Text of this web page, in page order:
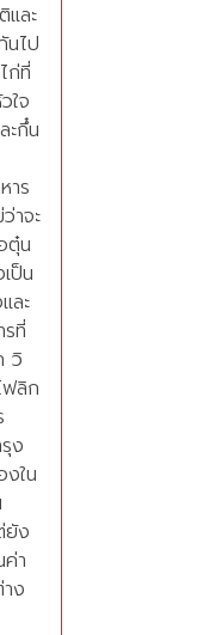
และ
นไป
ก่ที่
ใจ
ะกึ๋น
าร
าจะ
ตุ๋น
ป็น
ละ
ที่
วิ
ฟลิก
ง
ใน
ยัง
า
ง